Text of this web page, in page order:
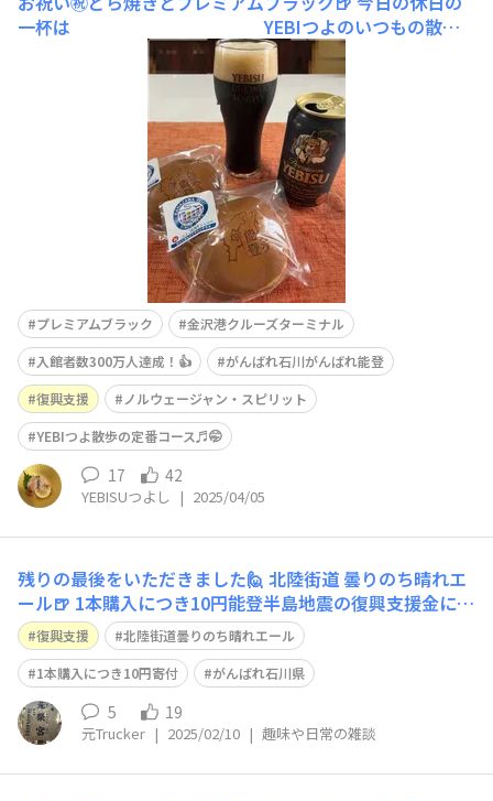
一杯は YEBIつよのいつもの散歩
コース 金沢港クルーズターミナル入館者
300万人達成記念でいただいた どら焼
きとプレミアムブラックで🍻🎶達成セレモニーは終わって
ましたが来館者お一人づつにめでたいどら焼きの🎁お福わ
け🎊👏👏ほんまは豪華客船
プレミアムブラック
金沢港クルーズターミナル
入館者数300万人達成！👍
がんばれ石川がんばれ能登
復興支援
ノルウェージャン・スピリット
YEBIつよ散歩の定番コース♬🤭
17 42
YEBISUつよし | 2025/04/05
残りの最後をいただきました🙋 北陸街道 曇りのち晴れエ
ール🍺 1本購入につき10円能登半島地震の復興支援金にな
ります🙇
復興支援
北陸街道曇りのち晴れエール
1本購入につき10円寄付
がんばれ石川県
5 19
元Trucker | 2025/02/10 | 趣味や日常の雑談